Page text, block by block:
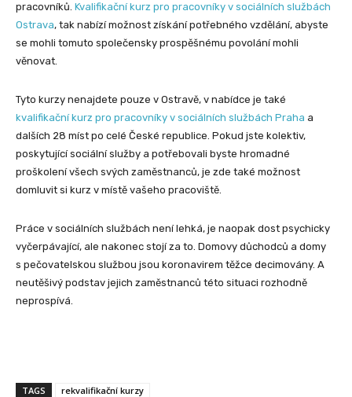
pracovníků. Kvalifikační kurz pro pracovníky v sociálních službách
Ostrava, tak nabízí možnost získání potřebného vzdělání, abyste
se mohli tomuto společensky prospěšnému povolání mohli
věnovat.
Tyto kurzy nenajdete pouze v Ostravě, v nabídce je také
kvalifikační kurz pro pracovníky v sociálních službách Praha a
dalších 28 míst po celé České republice. Pokud jste kolektiv,
poskytující sociální služby a potřebovali byste hromadné
proškolení všech svých zaměstnanců, je zde také možnost
domluvit si kurz v místě vašeho pracoviště.
Práce v sociálních službách není lehká, je naopak dost psychicky
vyčerpávající, ale nakonec stojí za to. Domovy důchodců a domy
s pečovatelskou službou jsou koronavirem těžce decimovány. A
neutěšivý podstav jejich zaměstnanců této situaci rozhodně
neprospívá.
TAGS rekvalifikační kurzy